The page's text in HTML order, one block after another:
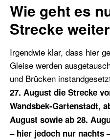
Wie geht es
Strecke
Irgendwie klar, dass hier
Gleise werden
und Brücken
27. August die Strecke
Wandsbek-Gartenstadt,
August sowie ab 28.
– hier jedoch nur nachts